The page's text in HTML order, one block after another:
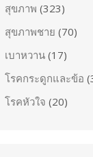
สุขภาพ (323)
สุขภาพชาย (70)
เบาหวาน (17)
โรคกระดูกและข้อ
โรคหัวใจ (20)